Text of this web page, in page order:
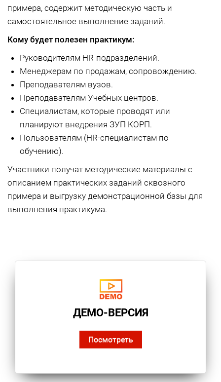
примера, содержит методическую часть и
самостоятельное выполнение заданий.
Кому будет полезен практикум:
Руководителям HR-подразделений.
Менеджерам по продажам, сопровождению.
Преподавателям вузов.
Преподавателям Учебных центров.
Специалистам, которые проводят или
планируют внедрения ЗУП КОРП.
Пользователям (HR-специалистам по
обучению).
Участники получат методические материалы с
описанием практических заданий сквозного
примера и выгрузку демонстрационной базы для
выполнения практикума.
ДЕМО-ВЕРСИЯ
Посмотреть